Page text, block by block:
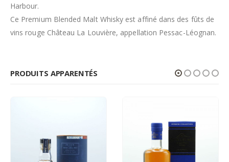
Harbour.
Ce Premium Blended Malt Whisky est affiné dans des fûts de
vins rouge Château La Louvière, appellation Pessac-Léognan.
PRODUITS APPARENTÉS